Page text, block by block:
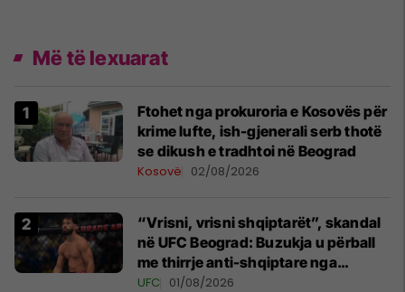
Më të lexuarat
Ftohet nga prokuroria e Kosovës për
krime lufte, ish-gjenerali serb thotë
se dikush e tradhtoi në Beograd
Kosovë 02/08/2026
“Vrisni, vrisni shqiptarët”, skandal
në UFC Beograd: Buzukja u përball
me thirrje anti-shqiptare nga
tribunat
UFC 01/08/2026